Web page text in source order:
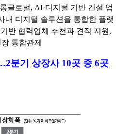
글로벌, AI·디지털 기반 건설 업
내 디지털 솔루션을 통합한 플랫
반 협력업체 추천과 견적 지원,
통합관제
분기 상장사 10곳 중 6곳